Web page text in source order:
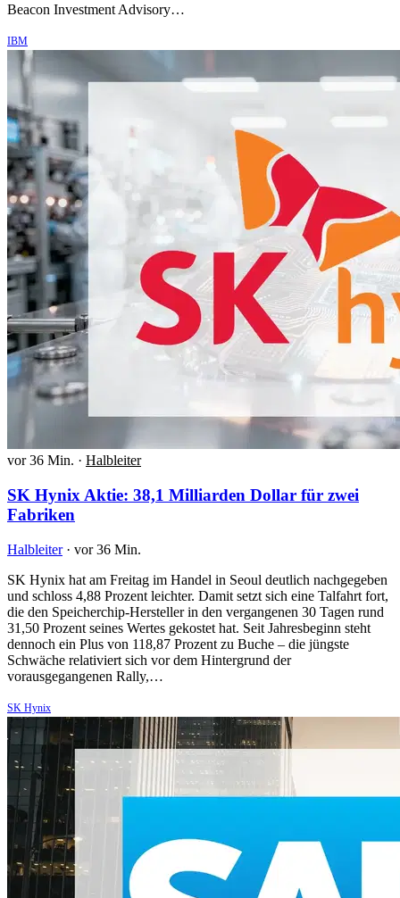
Beacon Investment Advisory…
IBM
vor 36 Min. · Halbleiter
SK Hynix Aktie: 38,1 Milliarden Dollar für zwei
Fabriken
Halbleiter · vor 36 Min.
SK Hynix hat am Freitag im Handel in Seoul deutlich nachgegeben
und schloss 4,88 Prozent leichter. Damit setzt sich eine Talfahrt fort,
die den Speicherchip-Hersteller in den vergangenen 30 Tagen rund
31,50 Prozent seines Wertes gekostet hat. Seit Jahresbeginn steht
dennoch ein Plus von 118,87 Prozent zu Buche – die jüngste
Schwäche relativiert sich vor dem Hintergrund der
vorausgegangenen Rally,…
SK Hynix